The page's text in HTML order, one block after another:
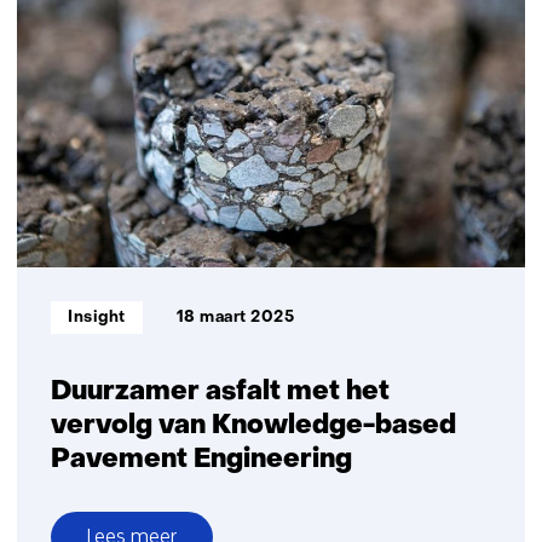
Duurzamer asfalt met het
vervolg van Knowledge-based
Pavement Engineering
Informatietype:
Insight 18 maart 2025
Lees meer